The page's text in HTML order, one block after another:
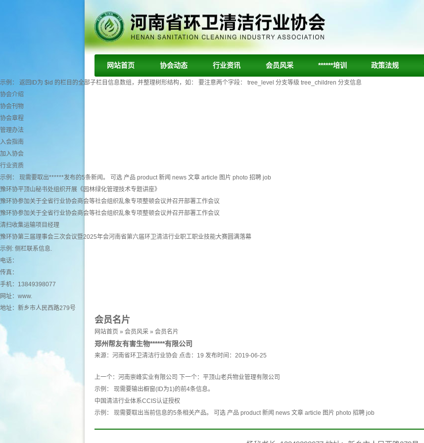
网站首页 协会动态 行业资讯 会员风采 ******培训 政策法规
示例： 返回ID为 $id 的栏目的全部子栏目信息数组，并整理树形结构，如： 要注意两个字段： tree_level 分支等级 tree_children 分支信息
协会介绍
协会刊物
协会章程
管理办法
入会指南
加入协会
行业资质
示例： 现需要取出******发布的5条新闻。 可选 产品 product 新闻 news 文章 article 图片 photo 招聘 job
豫环协平顶山秘书处组织开展《园林绿化管理技术专题讲座》
豫环协参加关于全省行业协会商会等社会组织乱象专项整顿会议并召开部署工作会议
豫环协参加关于全省行业协会商会等社会组织乱象专项整顿会议并召开部署工作会议
清扫收集运输项目经理
豫环协第三届理事会三次会议暨2025年会河南省第六届环卫清洁行业职工职业技能大赛圆满落幕
示例: 侧栏联系信息.
电话：
传真：
手机：13849398077
网址： www.
地址：新乡市人民西路279号
会员名片
网站首页 » 会员风采 » 会员名片
郑州帮友有害生物******有限公司
来源： 河南省环卫清洁行业协会 点击：19 发布时间：2019-06-25
上一个： 河南崇峰实业有限公司 下一个： 平顶山老兵物业管理有限公司
示例： 现需要输出橱窗(ID为1)的前4条信息。
中国清洁行业体系CCIS认证授权
示例： 现需要取出当前信息的5条相关产品。 可选 产品 product 新闻 news 文章 article 图片 photo 招聘 job